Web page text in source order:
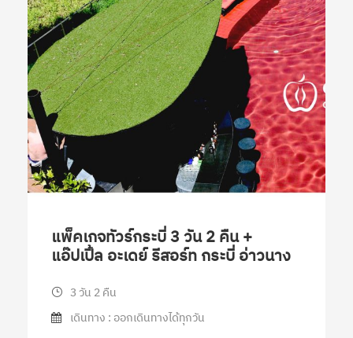
แพ็คเกจทัวร์กระบี่ 3 วัน 2 คืน +
แอ๊ปเปิ้ล อะเดย์ รีสอร์ท กระบี่ อ่าวนาง
3 วัน 2 คืน
เดินทาง : ออกเดินทางได้ทุกวัน